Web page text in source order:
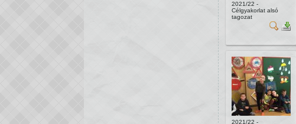
2021/22 -
Célgyakorlat alsó
tagozat
2021/22 -